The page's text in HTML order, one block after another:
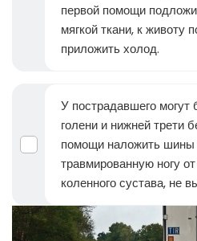
первой помощи
мягкой ткани, к животу
приложить холод.
У пострадавшего
голени и нижней трети
помощи наложить шины
травмированную ногу
коленного сустава, не